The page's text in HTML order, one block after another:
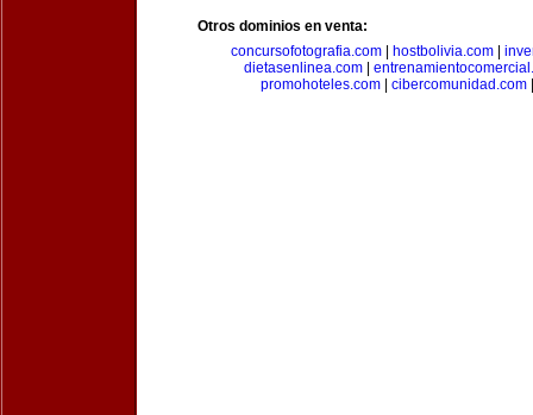
Otros dominios en venta:
concursofotografia.com| hostbolivia.com|
dietasenlinea.com|
promohoteles.com
cibercomunidad.com